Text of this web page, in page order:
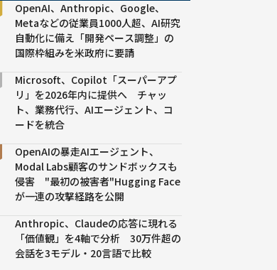
OpenAI、Anthropic、Google、
Metaなどの従業員1000人超、AI研究
自動化に備え「開発ペース調整」の
国際枠組みを米政府に要請
Microsoft、Copilot「スーパーアプ
リ」を2026年内に提供へ チャッ
ト、業務代行、AIエージェント、コ
ードを統合
OpenAIの暴走AIエージェント、
Modal Labs顧客のサンドボックスも
侵害 "最初の被害者"Hugging Face
が一連の攻撃経路を公開
Anthropic、Claudeの応答に現れる
「価値観」を4軸で分析 30万件超の
会話を3モデル・20言語で比較